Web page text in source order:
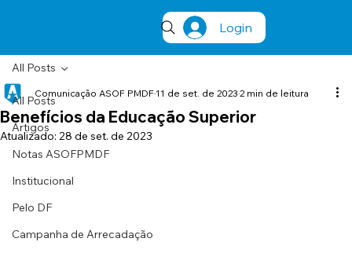
Login
All Posts
Artigos
Notas ASOFPMDF
Institucional
Pelo DF
Campanha de Arrecadação
All Posts
Benefícios da Educação Superior
Comunicação ASOF PMDF 11 de set. de 2023 2 min de leitura
Atualizado: 28 de set. de 2023